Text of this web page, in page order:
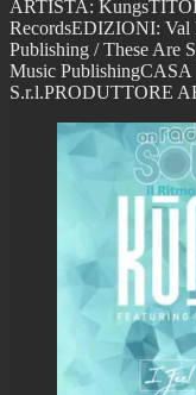
ARTISTA:
RecordsEDIZIONI: Val
Publishing / These Are
Music
S.r.l.PRODUTTORE